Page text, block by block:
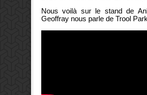
Nous voilà sur le stand de
Geoffray nous parle de Trool